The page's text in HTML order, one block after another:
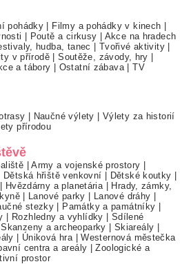
pohádky Filmy a pohádky v kinech
Poutě a cirkusy
Akce na hradech
hudba, tanec Tvořivé aktivity
v přírodě |Soutěže, závody, hry
a tábory Ostatní zábava |TV
Naučné výlety
Výlety za historií
přírodou
|Army a vojenské prostory
Dětská hřiště venkovní Dětské koutky
Hvězdárny a planetária
Hrady, zámky,
| Lanové parky Lanové dráhy
stezky Památky a památníky
Rozhledny a vyhlídky
Sdílené
Skanzeny a archeoparky Skiareály
Úniková hra |Westernová městečka
centra a areály |Zoologické a
prostor